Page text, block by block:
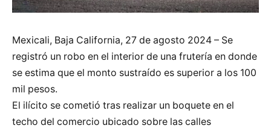
Mexicali, Baja California, 27 de agosto 2024 – Se
registró un robo en el interior de una frutería en donde
se estima que el monto sustraído es superior a los 100
mil pesos.
El ilícito se cometió tras realizar un boquete en el
techo del comercio ubicado sobre las calles